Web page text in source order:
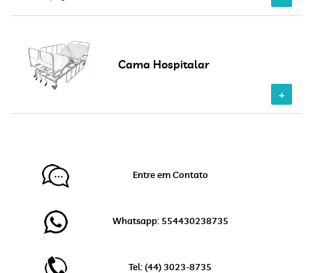
Cama Hospitalar
Entre em Contato
Whatsapp: 554430238735
Tel: (44) 3023-8735